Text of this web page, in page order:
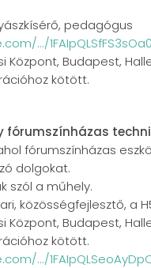
pedagógus
.../
Központ, Budapest,
kötött.
fórumszínházas
fórumszínházas
dolgokat.
szól a műhely.
közösségfejlesztő, a
Központ, Budapest,
kötött.
.../